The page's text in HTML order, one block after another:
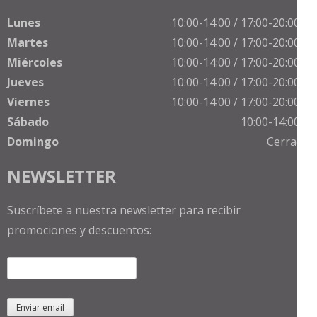
Lunes
10:00-14:00 / 17:00-20:00 h
Martes
10:00-14:00 / 17:00-20:00 h
Miércoles
10:00-14:00 / 17:00-20:00 h
Jueves
10:00-14:00 / 17:00-20:00 h
Viernes
10:00-14:00 / 17:00-20:00 h
Sábado
10:00-14:00 h
Domingo
Cerrado
NEWSLETTER
Suscríbete a nuestra newsletter para recibir
promociones y descuentos: